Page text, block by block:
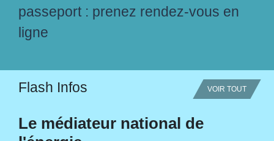
passeport : prenez rendez-vous en
ligne
Flash Infos VOIR TOUT
Le médiateur national de